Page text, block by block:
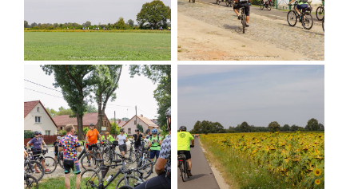
basztą obronno-mieszkalną; pałac o
zniszczeniach powojennych został zachowany
jako trwała ruina, w baszcie znajduje się
informacja turystyczna
Prusice- kościół św. Jakuba z tumbą nagrobną
Melchiora Hatzfeldta (dowodził walkami pod
Krakowem przeciwko wojskom szwedzkim w
XVII w. podczas wojny 30-letniej) oraz ratusz z